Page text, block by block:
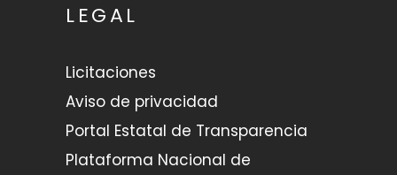
LEGAL
Licitaciones
Aviso de privacidad
Portal Estatal de Transparencia
Plataforma Nacional de